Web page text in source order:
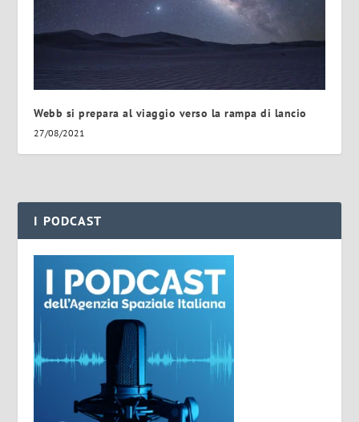
Webb si prepara al viaggio verso la rampa di lancio
27/08/2021
I PODCAST